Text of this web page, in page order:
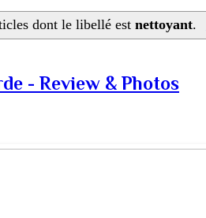
dont le libellé estnettoyant.
- Review & Photos